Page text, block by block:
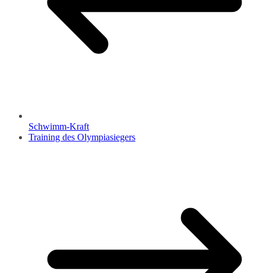
Schwimm-Kraft
Training des Olympiasiegers